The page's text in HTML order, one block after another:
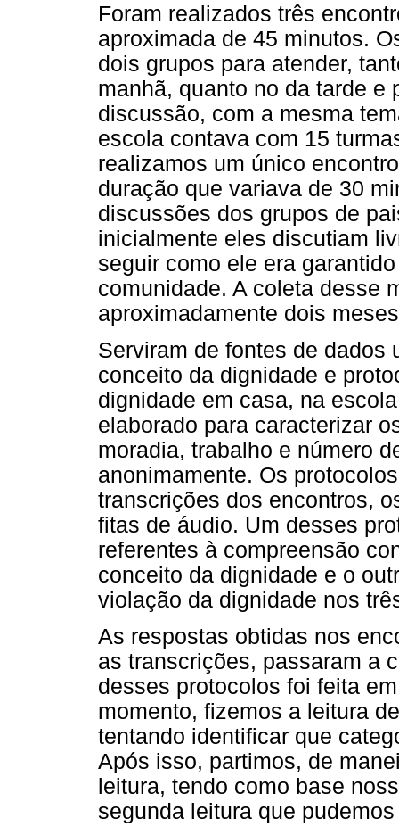
Foram realizados três
aproximada de 45 minutos.
dois grupos para atender,
manhã, quanto no da tarde e
discussão, com a mesma
escola contava com 15
realizamos um único
duração que variava de 30
discussões dos grupos de
inicialmente eles discutiam
seguir como ele era
comunidade. A coleta desse
aproximadamente dois
Serviram de fontes de dados
conceito da dignidade e
dignidade em casa, na
elaborado para caracterizar
moradia, trabalho e número
anonimamente. Os
transcrições dos encontros,
fitas de áudio. Um desses
referentes à compreensão
conceito da dignidade e o
violação da dignidade nos
As respostas obtidas nos
as transcrições, passaram a
desses protocolos foi feita
momento, fizemos a leitura
tentando identificar que
Após isso, partimos, de
leitura, tendo como base
segunda leitura que